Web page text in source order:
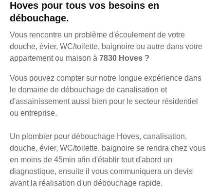
Hoves pour tous vos besoins en
débouchage.
Vous rencontre un problème d'écoulement de votre
douche, évier, WC/toilette, baignoire ou autre dans votre
appartement ou maison à 7830 Hoves ?
Vous pouvez compter sur notre longue expérience dans
le domaine de débouchage de canalisation et
d'assainissement aussi bien pour le secteur résidentiel
ou entreprise.
Un plombier pour débouchage Hoves, canalisation,
douche, évier, WC/toilette, baignoire se rendra chez vous
en moins de 45min afin d'établir tout d'abord un
diagnostique, ensuite il vous communiquera un devis
avant la réalisation d'un débouchage rapide.